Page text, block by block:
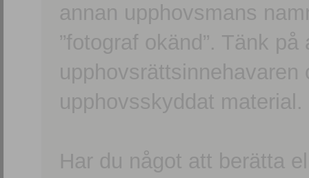
annan upphovsmans
”fotograf okänd”. Tänk
upphovsskyddat material.
Har du något att berätta